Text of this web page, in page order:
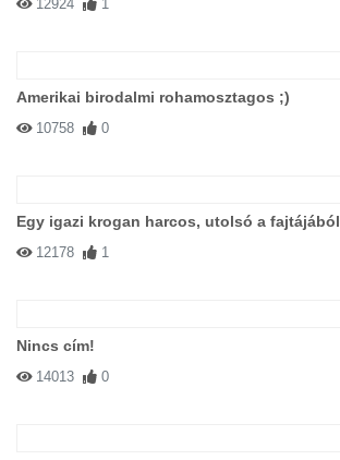
12924 1
Amerikai birodalmi rohamosztagos ;)
10758 0
Egy igazi krogan harcos, utolsó a fajtájából
12178 1
Nincs cím!
14013 0